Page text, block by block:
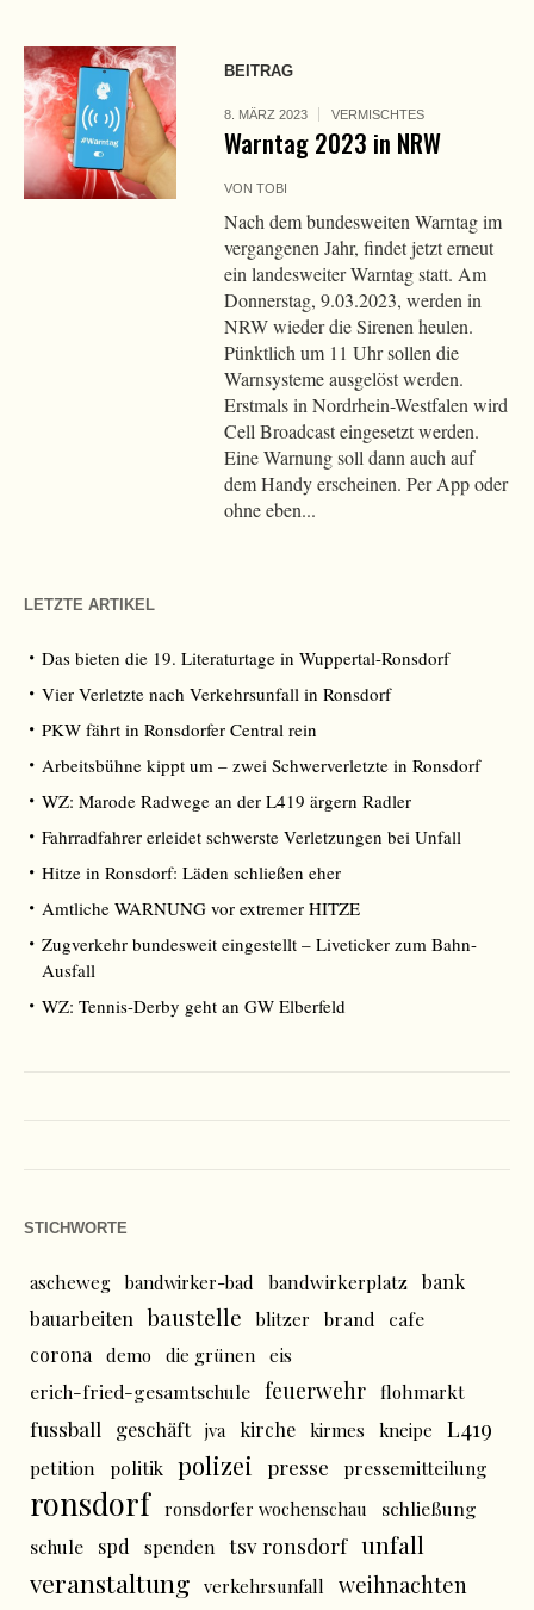
BEITRAG
8. MÄRZ 2023 VERMISCHTES
Warntag 2023 in NRW
VONTOBI
Nach dem bundesweiten Warntag im
vergangenen Jahr, findet jetzt erneut
ein landesweiter Warntag statt. Am
Donnerstag, 9.03.2023, werden in
NRW wieder die Sirenen heulen.
Pünktlich um 11 Uhr sollen die
Warnsysteme ausgelöst werden.
Erstmals in Nordrhein-Westfalen wird
Cell Broadcast eingesetzt werden.
Eine Warnung soll dann auch auf
dem Handy erscheinen. Per App oder
ohne eben...
LETZTE ARTIKEL
Das bieten die 19. Literaturtage in Wuppertal-Ronsdorf
Vier Verletzte nach Verkehrsunfall in Ronsdorf
PKW fährt in Ronsdorfer Central rein
Arbeitsbühne kippt um – zwei Schwerverletzte in Ronsdorf
WZ: Marode Radwege an der L419 ärgern Radler
Fahrradfahrer erleidet schwerste Verletzungen bei Unfall
Hitze in Ronsdorf: Läden schließen eher
Amtliche WARNUNG vor extremer HITZE
Zugverkehr bundesweit eingestellt – Liveticker zum Bahn-
Ausfall
WZ: Tennis-Derby geht an GW Elberfeld
STICHWORTE
ascheweg bandwirker-bad bandwirkerplatz bank
bauarbeiten baustelle blitzer brand
cafe
corona
demo die grünen eis
erich-fried-gesamtschule feuerwehr flohmarkt
fussball geschäft jva kirche kirmes kneipe L419
petition politik polizei presse pressemitteilung
ronsdorf ronsdorfer wochenschau
schließung
schule
spd spenden tsv ronsdorf unfall
veranstaltung verkehrsunfall weihnachten